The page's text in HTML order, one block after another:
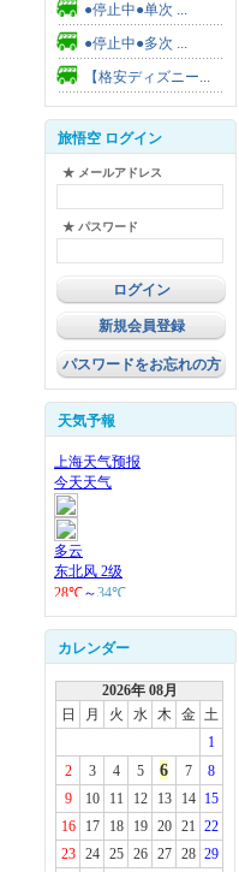
●停止中●单次 ...
●停止中●多次 ...
【格安ディズニー...
旅悟空 ログイン
★ メールアドレス
★ パスワード
新規会員登録
パスワードをお忘れの方
天気予報
カレンダー
2026年 08月
日
月 火 水 木 金 土
1
2
3 4 5 6 7
8
9
10 11 12 13 14
15
16
17 18 19 20 21 22
23
24 25 26 27 28 29